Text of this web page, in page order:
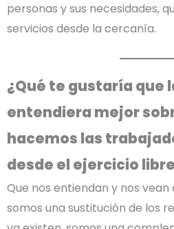
personas y sus necesidades,
servicios desde la cercanía.
¿Qué te gustaría que
entendiera mejor
hacemos las
desde el ejercicio
Que nos entiendan y nos
somos una sustitución de los